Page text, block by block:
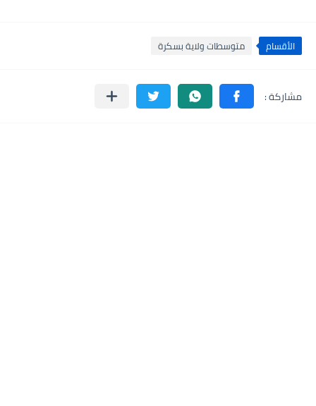
الأقسام متوسطات ولاية بسكرة